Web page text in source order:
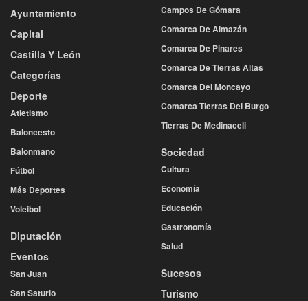
Ayuntamiento
Capital
Castilla Y León
Categorías
Deporte
Atletismo
Baloncesto
Balonmano
Fútbol
Más Deportes
Voleibol
Diputación
Eventos
San Juan
San Saturio
Campos De Gómara
Comarca De Almazán
Comarca De Pinares
Comarca De Tierras Altas
Comarca Del Moncayo
Comarca Tierras Del Burgo
Tierras De Medinaceli
Sociedad
Cultura
Economía
Educación
Gastronomía
Salud
Sucesos
Turismo